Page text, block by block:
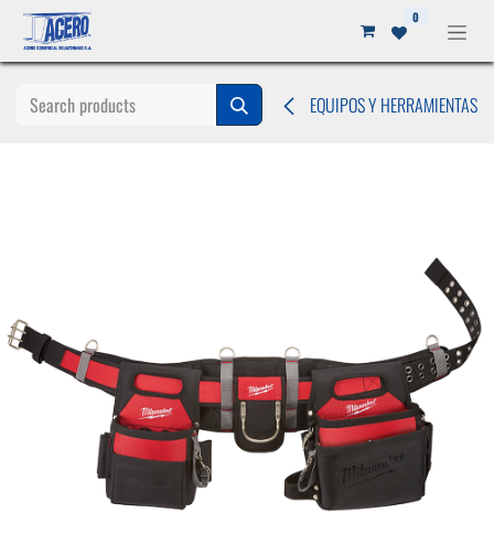
Ir al contenido 0
EQUIPOS Y HERRAMIENTAS